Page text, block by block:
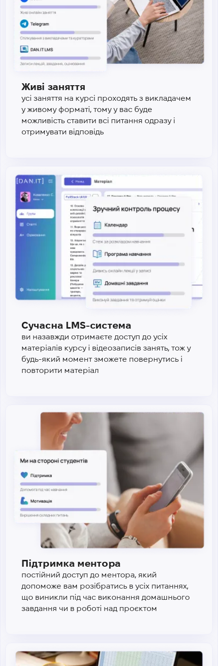
Живі заняття
усі заняття на курсі проходять з викладачем
у живому форматі, тому у вас буде
можливість ставити всі питання одразу і
отримувати відповідь
Сучасна LMS-система
ви назавжди отримаєте доступ до усіх
матеріалів курсу і відеозаписів занять, тож у
будь-який момент зможете повернутись і
повторити матеріал
Підтримка ментора
постійний доступ до ментора, який
допоможе вам розібратись в усіх питаннях,
що виникли під час виконання домашнього
завдання чи в роботі над проєктом